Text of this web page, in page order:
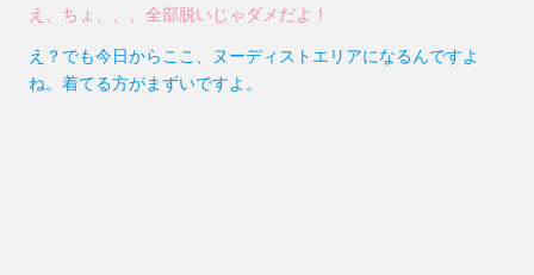
え、ちょ、、、全部脱いじゃダメだよ！
え？でも今日からここ、ヌーディストエリアになるんですよ
ね。着てる方がまずいですよ。